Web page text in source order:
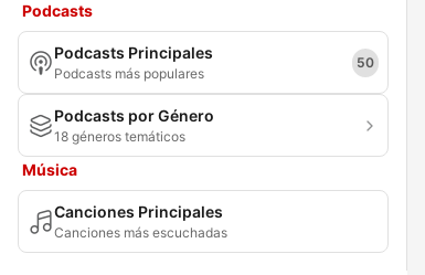
Podcasts
Podcasts Principales
Podcasts más populares
50
Podcasts por Género
18 géneros temáticos
Música
Canciones Principales
Canciones más escuchadas